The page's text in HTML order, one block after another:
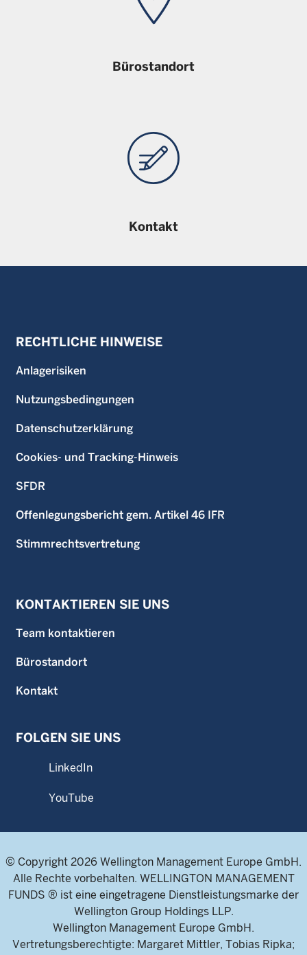
Bürostandort
Kontakt
RECHTLICHE HINWEISE
Anlagerisiken
Nutzungsbedingungen
Datenschutzerklärung
Cookies- und Tracking-Hinweis
SFDR
Offenlegungsbericht gem. Artikel 46 IFR
Stimmrechtsvertretung
KONTAKTIEREN SIE UNS
Team kontaktieren
Bürostandort
Kontakt
FOLGEN SIE UNS
LinkedIn
YouTube
© Copyright 2026 Wellington Management Europe GmbH.
Alle Rechte vorbehalten. WELLINGTON MANAGEMENT
FUNDS ® ist eine eingetragene Dienstleistungsmarke der
Wellington Group Holdings LLP.
Wellington Management Europe GmbH.
Vertretungsberechtigte: Margaret Mittler, Tobias Ripka;